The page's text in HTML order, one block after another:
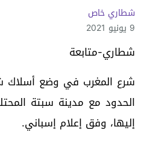
شطاري خاص
9 يونيو 2021
شطاري-متابعة
شرع المغرب في وضع أسلاك
الحدود مع مدينة سبتة
إليها، وفق إعلام إسباني.